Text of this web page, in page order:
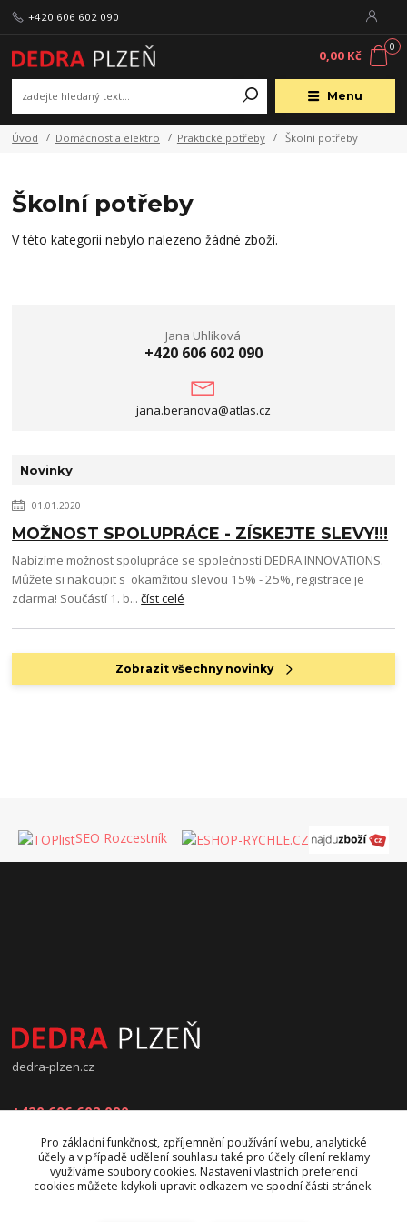
Menu
+420 606 602 090
0
0,00 Kč
Úvod Domácnost a elektro Praktické potřeby Školní potřeby
Školní potřeby
V této kategorii nebylo nalezeno žádné zboží.
Jana Uhlíková
+420 606 602 090
jana.beranova@atlas.cz
Novinky
01.01.2020
MOŽNOST SPOLUPRÁCE - ZÍSKEJTE SLEVY!!!
Nabízíme možnost spolupráce se společností DEDRA INNOVATIONS.
Můžete si nakoupit s okamžitou slevou 15% - 25%, registrace je
zdarma! Součástí 1. b...číst celé
Zobrazit všechny novinky
SEO Rozcestník
dedra-plzen.cz
+420 606 602 090
jana.beranova@atlas.cz
Pro základní funkčnost, zpříjemnění používání webu, analytické
účely a v případě udělení souhlasu také pro účely cílení reklamy
využíváme soubory cookies. Nastavení vlastních preferencí
cookies můžete kdykoli upravit odkazem ve spodní části stránek.